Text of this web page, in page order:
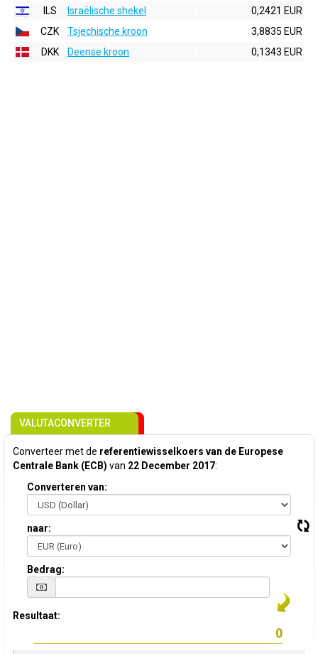
ILS
Israëlische shekel
0,2421 EUR
CZK
Tsjechische kroon
3,8835 EUR
DKK
Deense kroon 0,1343 EUR
VALUTACONVERTER
Converteer met de referentiewisselkoers van de Europese
Centrale Bank (ECB) van 22 December 2017:
Converteren van:
naar:
Bedrag:
Resultaat: